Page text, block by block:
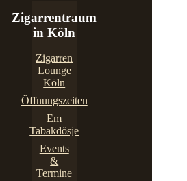
Zigarrentraum
in Köln
Zigarren
Lounge
Köln
Öffnungszeiten
Em
Tabakdösje
Events
&
Termine